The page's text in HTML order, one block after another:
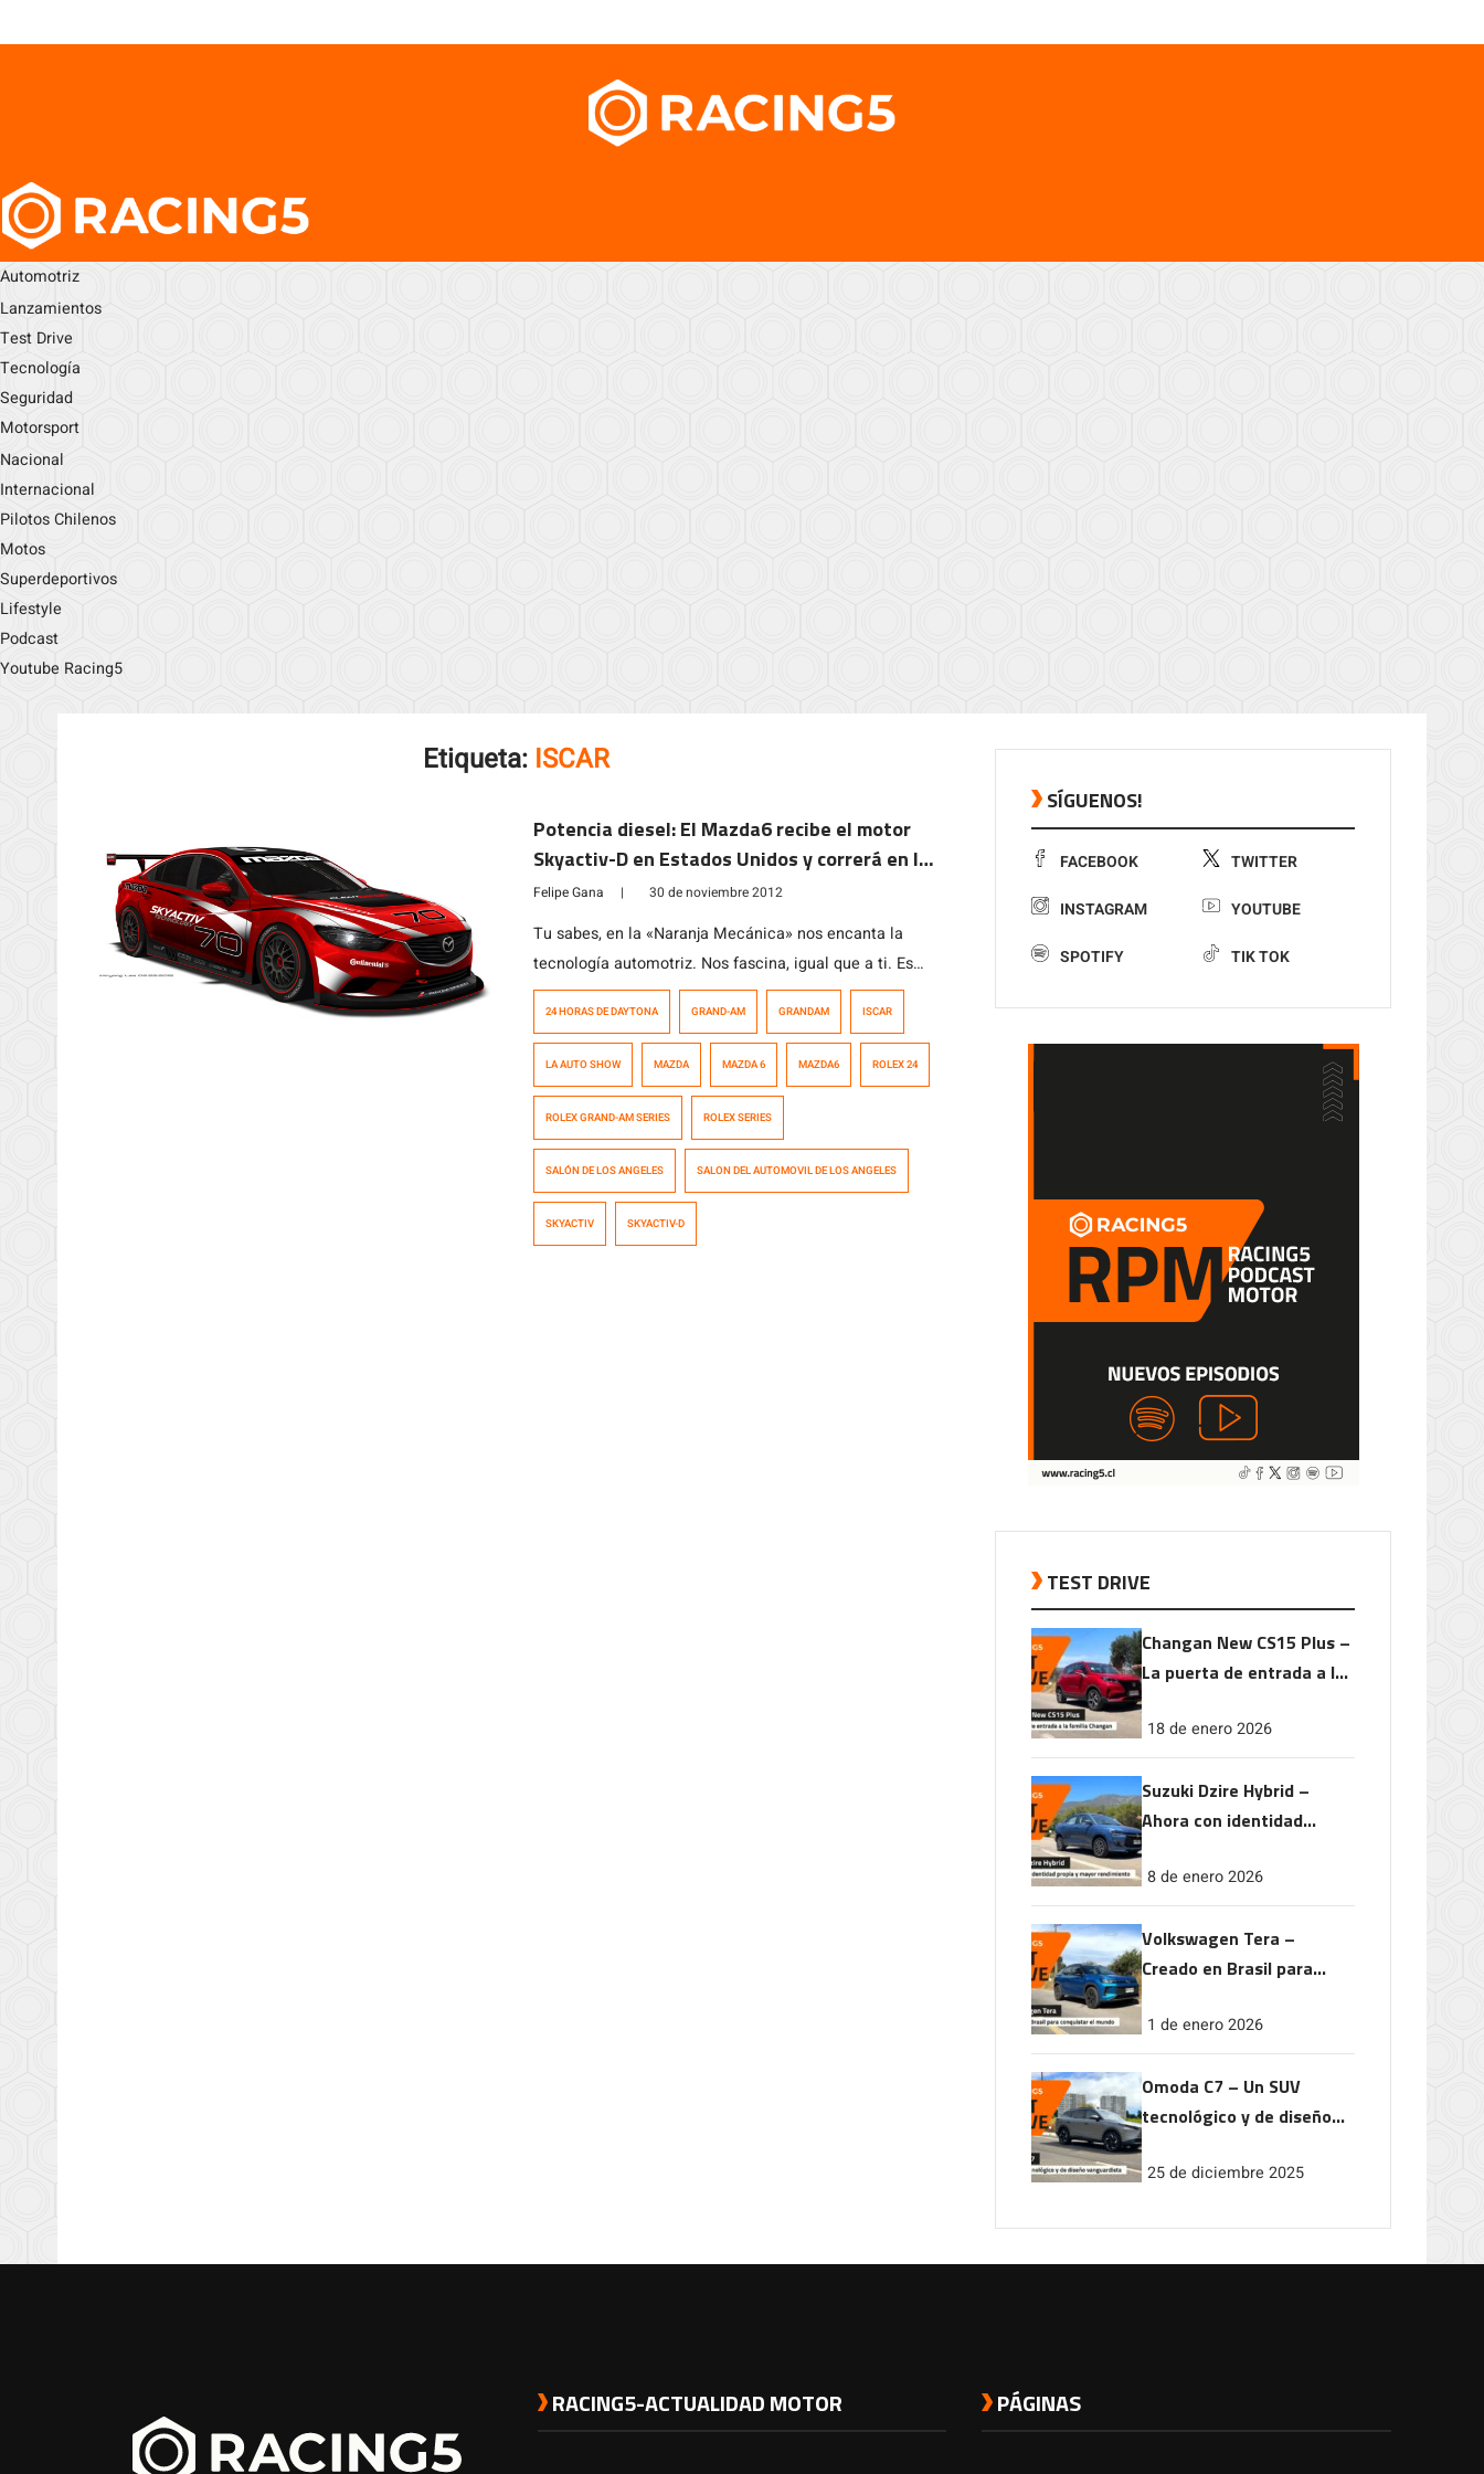
Automotriz
Lanzamientos
Test Drive
Tecnología
Seguridad
Motorsport
Nacional
Internacional
Pilotos Chilenos
Motos
Superdeportivos
Lifestyle
Podcast
Youtube Racing5
Etiqueta: ISCAR
Potencia diesel: El Mazda6 recibe el motor
Skyactiv-D en Estados Unidos y correrá en la
Rolex Grand-Am Series
Felipe Gana | 30 de noviembre 2012
Tu sabes, en la «Naranja Mecánica» nos encanta la
tecnología automotriz. Nos fascina, igual que a ti. Es
por eso que si nos sigues desde hace tiempo, sabres
5. Bueno ya, si no conoces […]
24 HORAS DE DAYTONA GRAND-AM GRANDAM ISCAR
LA AUTO SHOW MAZDA MAZDA 6 MAZDA6 ROLEX 24
ROLEX GRAND-AM SERIES ROLEX SERIES
SALÓN DE LOS ANGELES SALON DEL AUTOMOVIL DE LOS ANGELES
SKYACTIV SKYACTIV-D
SÍGUENOS!
FACEBOOK TWITTER
INSTAGRAM YOUTUBE
SPOTIFY TIK TOK
TEST DRIVE
Changan New CS15 Plus –
La puerta de entrada a la
18 de enero 2026
Suzuki Dzire Hybrid –
Ahora con identidad
rendimiento
8 de enero 2026
Volkswagen Tera –
Creado en Brasil para
1 de enero 2026
Omoda C7 – Un SUV
tecnológico y de diseño
25 de diciembre 2025
RACING5-ACTUALIDAD MOTOR PÁGINAS